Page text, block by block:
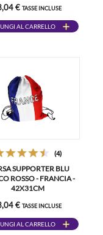
€ TASSE INCLUSE
AL CARRELLO
(4)
SUPPORTER BLU
ROSSO - FRANCIA -
42X31CM
€ TASSE INCLUSE
AL CARRELLO